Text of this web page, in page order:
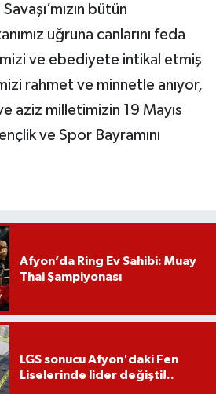
bütün
uğruna canlarını feda
ve ebediyete intikal etmiş
rahmet ve minnetle anıyor,
aziz milletimizin 19 Mayıs
ve Spor Bayramını
Afyon’da Ring Ev Sahibi: Muay
Thai Şampiyonası
LGS sonucu Afyon'daki Fen
Liselerinde lider değişti!..